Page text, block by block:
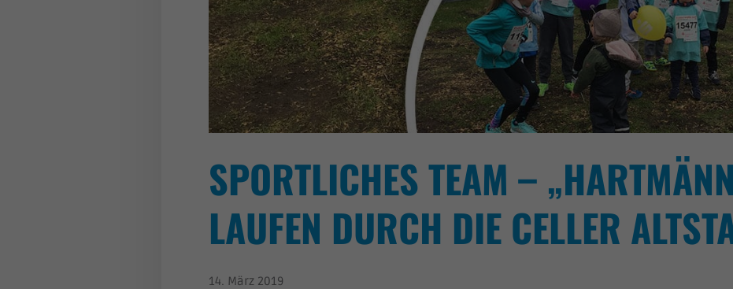
SPORTLICHES TEAM –
LAUFEN DURCH DIE CELLER
14. März 2019